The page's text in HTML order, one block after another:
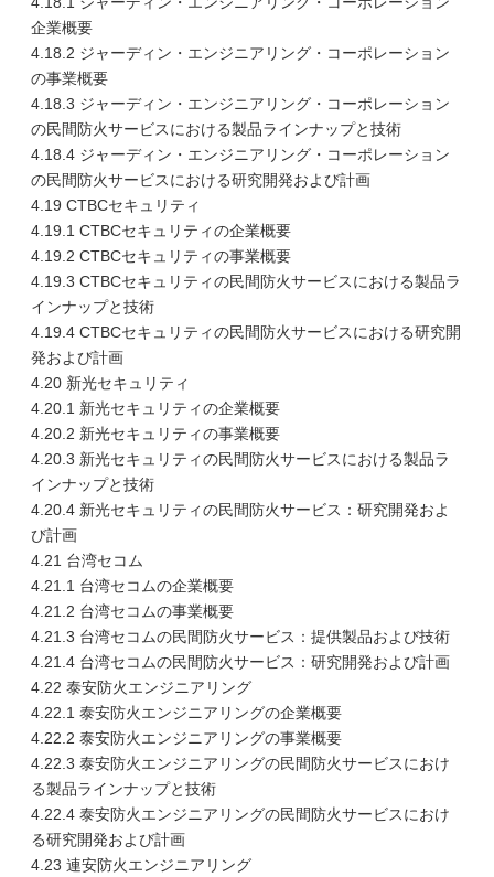
企業概要
4.18.2 ジャーディン・エンジニアリング・コーポレーション
の事業概要
4.18.3 ジャーディン・エンジニアリング・コーポレーション
の民間防火サービスにおける製品ラインナップと技術
4.18.4 ジャーディン・エンジニアリング・コーポレーション
の民間防火サービスにおける研究開発および計画
4.19 CTBCセキュリティ
4.19.1 CTBCセキュリティの企業概要
4.19.2 CTBCセキュリティの事業概要
4.19.3 CTBCセキュリティの民間防火サービスにおける製品ラ
インナップと技術
4.19.4 CTBCセキュリティの民間防火サービスにおける研究開
発および計画
4.20 新光セキュリティ
4.20.1 新光セキュリティの企業概要
4.20.2 新光セキュリティの事業概要
4.20.3 新光セキュリティの民間防火サービスにおける製品ラ
インナップと技術
4.20.4 新光セキュリティの民間防火サービス：研究開発およ
び計画
4.21 台湾セコム
4.21.1 台湾セコムの企業概要
4.21.2 台湾セコムの事業概要
4.21.3 台湾セコムの民間防火サービス：提供製品および技術
4.21.4 台湾セコムの民間防火サービス：研究開発および計画
4.22 泰安防火エンジニアリング
4.22.1 泰安防火エンジニアリングの企業概要
4.22.2 泰安防火エンジニアリングの事業概要
4.22.3 泰安防火エンジニアリングの民間防火サービスにおけ
る製品ラインナップと技術
4.22.4 泰安防火エンジニアリングの民間防火サービスにおけ
る研究開発および計画
4.23 連安防火エンジニアリング